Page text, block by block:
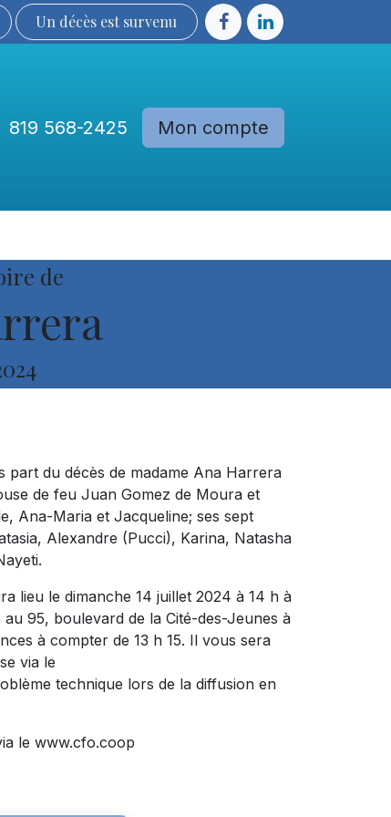
Un décès est sur​​​​​​​​ve​nu​​​​​​​​​​
819 568-2425 Mon compte
de
part du décès de madame Ana Harrera
de feu Juan Gomez de Moura et
Ana-Maria et Jacqueline; ses sept
Alexandre (Pucci), Karina, Natasha
lieu le dimanche 14 juillet 2024 à 14 h à
au 95, boulevard de la Cité-des-Jeunes à
à compter de 13 h 15. Il vous sera
via le
technique lors de la diffusion en
le www.cfo.coop